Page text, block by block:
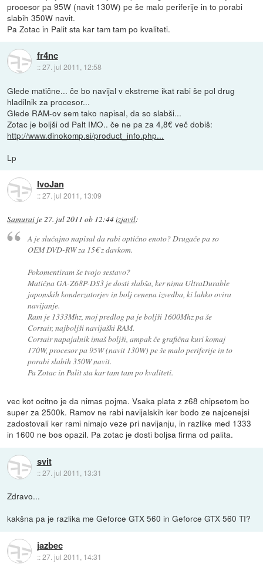
procesor pa 95W (navit 130W) pe še malo periferije in to porabi
slabih 350W navit.
Pa Zotac in Palit sta kar tam tam po kvaliteti.
fr4nc
::27. jul 2011, 12:58
Glede matične... če bo navijal v ekstreme ikat rabi še pol drug
hladilnik za procesor...
Glede RAM-ov sem tako napisal, da so slabši...
Zotac je boljši od Palt IMO.. če ne pa za 4,8€ več dobiš:
http://www.dinokomp.si/product_info.php...
Lp
IvoJan
::27. jul 2011, 13:09
Samurai je27. jul 2011 ob 12:44izjavil:
A je slučajno napisal da rabi optično enoto? Drugače pa so
OEM DVD-RW za 15€ z davkom.
Pokomentiram še tvojo sestavo?
Matična GA-Z68P-DS3 je dosti slabša, ker nima UltraDurable
japonskih konderzatorjev in bolj cenena izvedba, ki lahko ovira
navijanje.
Ram je 1333Mhz, moj predlog pa je boljši 1600Mhz pa še
Corsair, najboljši navijaški RAM.
Corsair napajalnik imaš boljši, ampak če grafična kuri komaj
170W, procesor pa 95W (navit 130W) pe še malo periferije in to
porabi slabih 350W navit.
Pa Zotac in Palit sta kar tam tam po kvaliteti.
vec kot ocitno je da nimas pojma. Vsaka plata z z68 chipsetom bo
super za 2500k. Ramov ne rabi navijalskih ker bodo ze najcenejsi
zadostovali ker rami nimajo veze pri navijanju, in razlike med 1333
in 1600 ne bos opazil. Pa zotac je dosti boljsa firma od palita.
svit
::27. jul 2011, 13:31
Zdravo...
kakšna pa je razlika me Geforce GTX 560 in Geforce GTX 560 TI?
jazbec
::27. jul 2011, 14:31